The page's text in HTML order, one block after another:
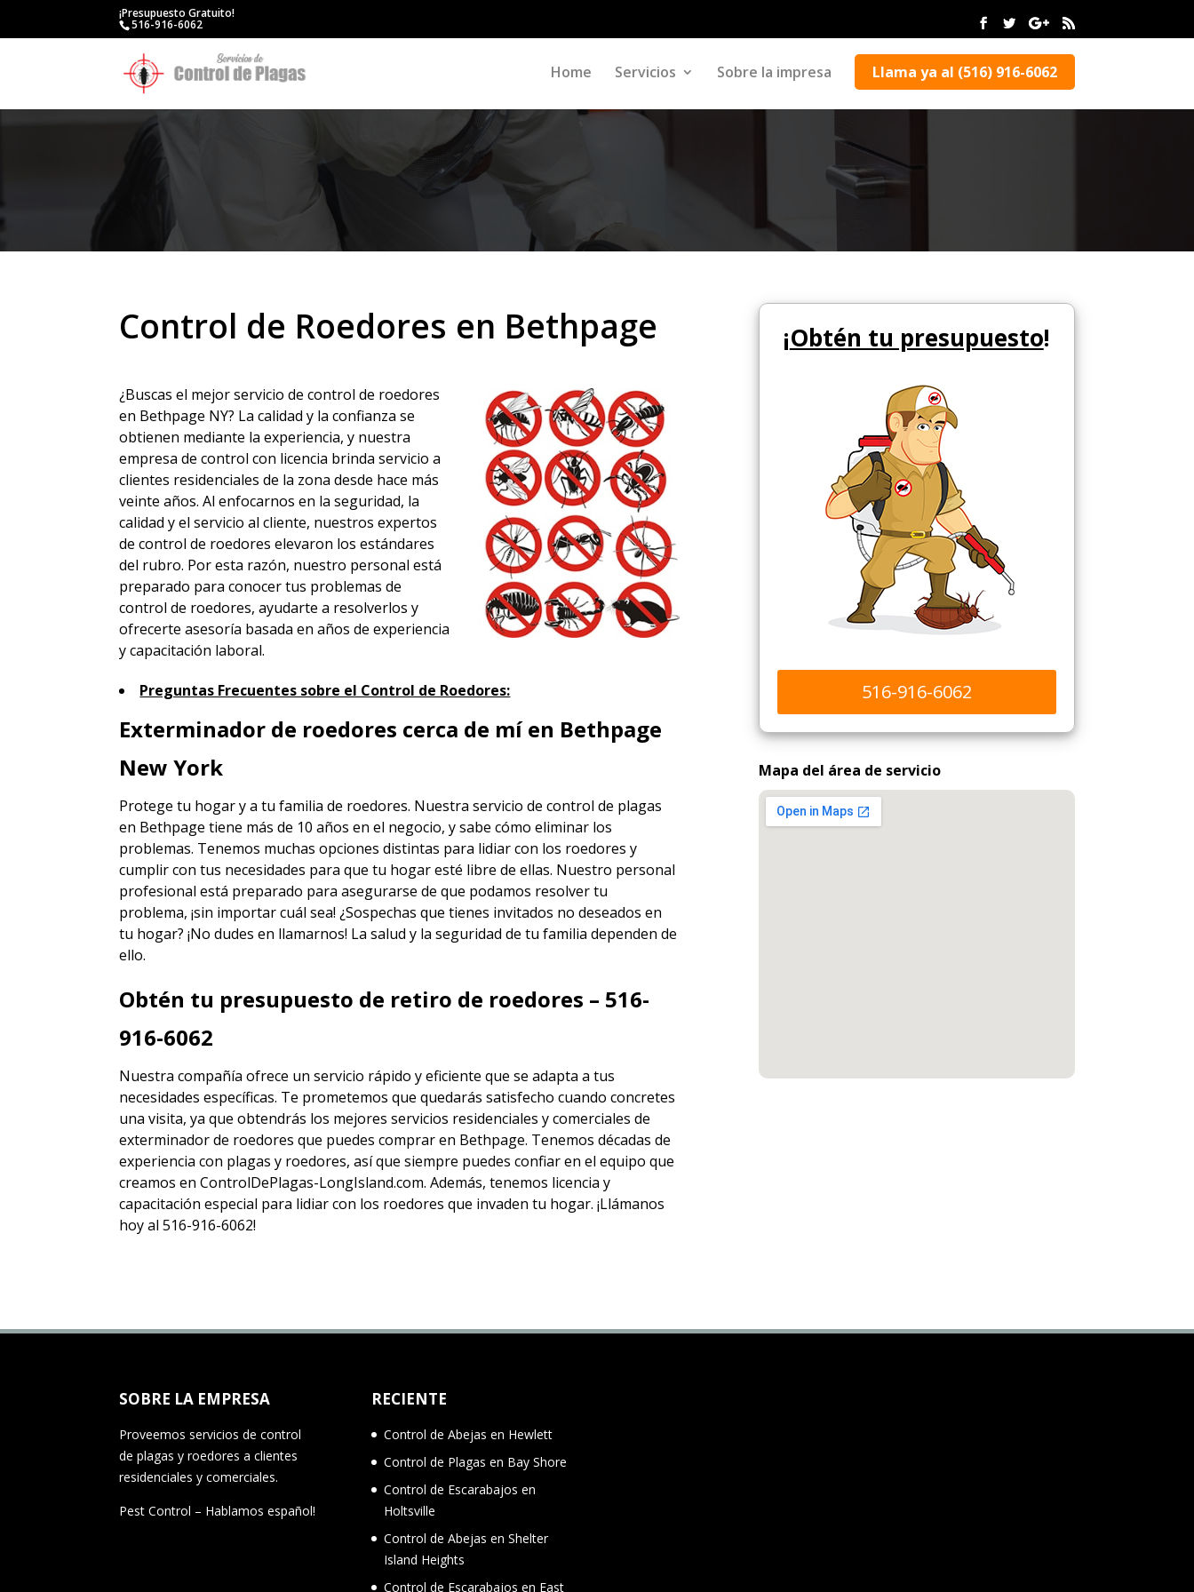
¡Presupuesto Gratuito!
516-916-6062
Home Servicios Sobre la impresa Llama ya al (516) 916-6062
Control de Roedores en Bethpage
¿Buscas el mejor servicio de control de roedores
en Bethpage NY? La calidad y la confianza se
obtienen mediante la experiencia, y nuestra
empresa de control con licencia brinda servicio a
clientes residenciales de la zona desde hace más
veinte años. Al enfocarnos en la seguridad, la
calidad y el servicio al cliente, nuestros expertos
de control de roedores elevaron los estándares
del rubro. Por esta razón, nuestro personal está
preparado para conocer tus problemas de
control de roedores, ayudarte a resolverlos y
ofrecerte asesoría basada en años de experiencia
y capacitación laboral.
Preguntas Frecuentes sobre el Control de Roedores:
Exterminador de roedores cerca de mí en Bethpage
New York
Protege tu hogar y a tu familia de roedores. Nuestraservicio de control de plagas
en Bethpage tiene más de 10 años en el negocio, y sabe cómo eliminar los
problemas. Tenemos muchas opciones distintas para lidiar con los roedores y
cumplir con tus necesidades para que tu hogar esté libre de ellas. Nuestro personal
profesional está preparado para asegurarse de que podamos resolver tu
problema, ¡sin importar cuál sea! ¿Sospechas que tienes invitados no deseados en
tu hogar? ¡No dudes en llamarnos! La salud y la seguridad de tu familia dependen de
ello.
Obtén tu presupuesto de retiro de roedores – 516-
916-6062
Nuestra compañía ofrece un servicio rápido y eficiente que se adapta a tus
necesidades específicas. Te prometemos que quedarás satisfecho cuando concretes
una visita, ya que obtendrás los mejoresservicios residenciales y comerciales de
exterminador de roedores que puedes comprar en Bethpage. Tenemos décadas de
experiencia con plagas y roedores, así que siempre puedesconfiar en el equipo que
creamos en ControlDePlagas-LongIsland.com. Además, tenemos licencia y
capacitación especial para lidiar con los roedores que invaden tu hogar. ¡Llámanos
hoy al 516-916-6062!
¡Obtén tu presupuesto!
516-916-6062
Mapa del área de servicio
SOBRE LA EMPRESA
Proveemos servicios de control
de plagas y roedores a clientes
residenciales y comerciales.
Pest Control – Hablamos español!
RECIENTE
Control de Abejas en Hewlett
Control de Plagas en Bay Shore
Control de Escarabajos en
Holtsville
Control de Abejas en Shelter
Island Heights
Control de Escarabajos en East